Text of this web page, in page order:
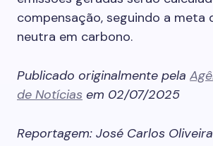
compensação, seguindo a meta
neutra em carbono.
Publicado originalmente pela
de Notícias em 02/07/2025
Reportagem: José Carlos Oliveira